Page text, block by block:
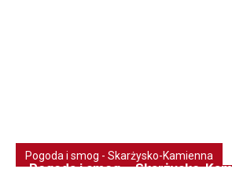
Pogoda i smog - Skarżysko-Kamienna
Pogoda i smog – Skarżysko-